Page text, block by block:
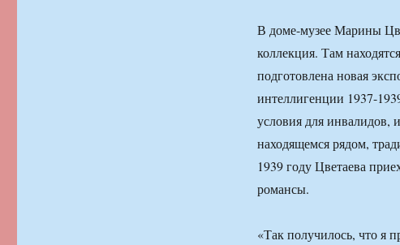
В доме-музее Марины
коллекция. Там
подготовлена новая
интеллигенции 1937-
условия для
находящемся рядом,
1939 году Цветаева
романсы.
«Так получилось, что я